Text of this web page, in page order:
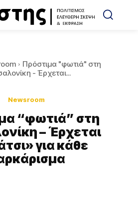
Πρόστιμα "φωτιά" στη
- Έρχεται...
Newsroom
“φωτιά” στη
– Έρχεται
για κάθε